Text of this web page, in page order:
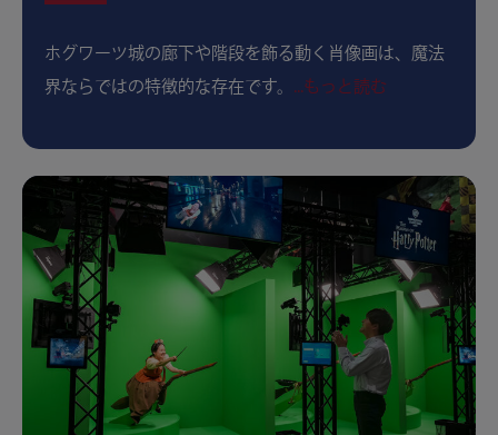
ホグワーツ城の廊下や階段を飾る動く肖像画は、魔法
界ならではの特徴的な存在です。 ...もっと読む